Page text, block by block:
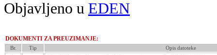
Objavljeno u EDEN
DOKUMENTI ZA PREUZIMANJE:
Br. Tip Opis datoteke